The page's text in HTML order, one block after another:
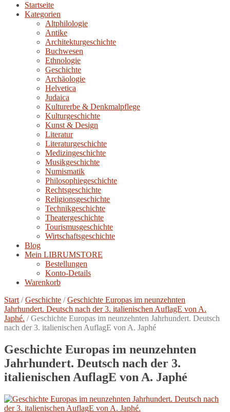
Startseite
Kategorien
Altphilologie
Antike
Architekturgeschichte
Buchwesen
Ethnologie
Geschichte
Archäologie
Helvetica
Judaica
Kulturerbe & Denkmalpflege
Kulturgeschichte
Kunst & Design
Literatur
Literaturgeschichte
Medizingeschichte
Musikgeschichte
Numismatik
Philosophiegeschichte
Rechtsgeschichte
Religionsgeschichte
Technikgeschichte
Theatergeschichte
Tourismusgeschichte
Wirtschaftsgeschichte
Blog
Mein LIBRUMSTORE
Bestellungen
Konto-Details
Warenkorb
Start /Geschichte /Geschichte Europas im neunzehnten
Jahrhundert. Deutsch nach der 3. italienischen AuflagE von A.
Japhé. /Geschichte Europas im neunzehnten Jahrhundert. Deutsch
nach der 3. italienischen AuflagE von A. Japhé
Geschichte Europas im neunzehnten
Jahrhundert. Deutsch nach der 3.
italienischen AuflagE von A. Japhé